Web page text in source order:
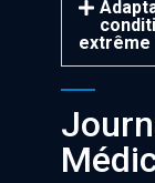
extrême